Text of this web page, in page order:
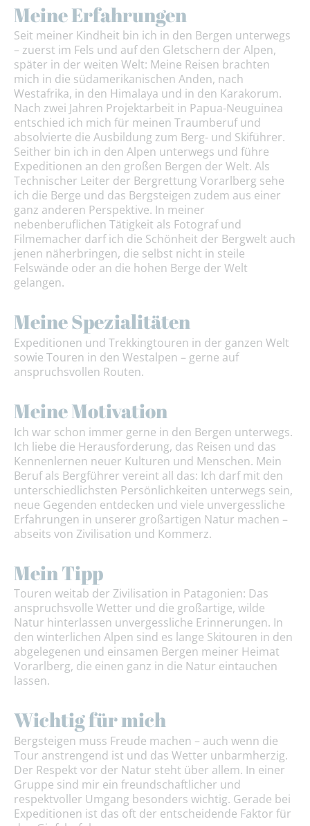
Meine Erfahrungen
Seit meiner Kindheit bin ich in den Bergen unterwegs
– zuerst im Fels und auf den Gletschern der Alpen,
später in der weiten Welt: Meine Reisen brachten
mich in die südamerikanischen Anden, nach
Westafrika, in den Himalaya und in den Karakorum.
Nach zwei Jahren Projektarbeit in Papua-Neuguinea
entschied ich mich für meinen Traumberuf und
absolvierte die Ausbildung zum Berg- und Skiführer.
Seither bin ich in den Alpen unterwegs und führe
Expeditionen an den großen Bergen der Welt. Als
Technischer Leiter der Bergrettung Vorarlberg sehe
ich die Berge und das Bergsteigen zudem aus einer
ganz anderen Perspektive. In meiner
nebenberuflichen Tätigkeit als Fotograf und
Filmemacher darf ich die Schönheit der Bergwelt auch
jenen näherbringen, die selbst nicht in steile
Felswände oder an die hohen Berge der Welt
gelangen.
Meine Spezialitäten
Expeditionen und Trekkingtouren in der ganzen Welt
sowie Touren in den Westalpen – gerne auf
anspruchsvollen Routen.
Meine Motivation
Ich war schon immer gerne in den Bergen unterwegs.
Ich liebe die Herausforderung, das Reisen und das
Kennenlernen neuer Kulturen und Menschen. Mein
Beruf als Bergführer vereint all das: Ich darf mit den
unterschiedlichsten Persönlichkeiten unterwegs sein,
neue Gegenden entdecken und viele unvergessliche
Erfahrungen in unserer großartigen Natur machen –
abseits von Zivilisation und Kommerz.
Mein Tipp
Touren weitab der Zivilisation in Patagonien: Das
anspruchsvolle Wetter und die großartige, wilde
Natur hinterlassen unvergessliche Erinnerungen. In
den winterlichen Alpen sind es lange Skitouren in den
abgelegenen und einsamen Bergen meiner Heimat
Vorarlberg, die einen ganz in die Natur eintauchen
lassen.
Wichtig für mich
Bergsteigen muss Freude machen – auch wenn die
Tour anstrengend ist und das Wetter unbarmherzig.
Der Respekt vor der Natur steht über allem. In einer
Gruppe sind mir ein freundschaftlicher und
respektvoller Umgang besonders wichtig. Gerade bei
Expeditionen ist das oft der entscheidende Faktor für